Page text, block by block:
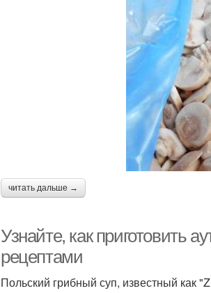
читать дальше →
Узнайте, как приготовить
рецептами
Польский грибный суп, известный как